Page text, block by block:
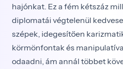
hajónkat. Ez a fém kétszáz
diplomatái végtelenül
szépek, idegesítően
körmönfontak és
odaadni, ám annál többet